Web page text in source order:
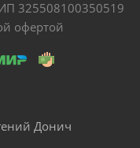
325508100350519
офертой
Донич